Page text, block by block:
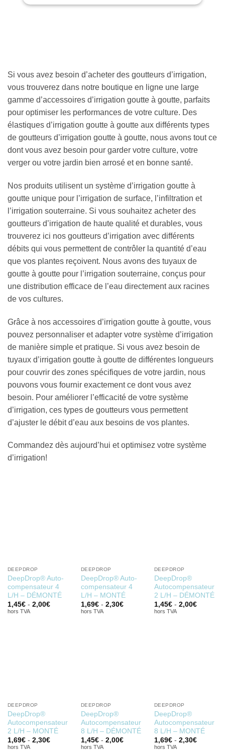
Si vous avez besoin d’acheter des goutteurs d’irrigation,
vous trouverez dans notre boutique en ligne une large
gamme d’accessoires d’irrigation goutte à goutte, parfaits
pour optimiser les performances de votre culture. Des
élastiques d’irrigation goutte à goutte aux différents types
de goutteurs d’irrigation goutte à goutte, nous avons tout ce
dont vous avez besoin pour garder votre culture, votre
verger ou votre jardin bien arrosé et en bonne santé.
Nos produits utilisent un système d’irrigation goutte à
goutte unique pour l’irrigation de surface, l’infiltration et
l’irrigation souterraine. Si vous souhaitez acheter des
goutteurs d’irrigation de haute qualité et durables, vous
trouverez ici nos goutteurs d’irrigation avec différents
débits qui vous permettent de contrôler la quantité d’eau
que vos plantes reçoivent. Nous avons des tuyaux de
goutte à goutte pour l’irrigation souterraine, conçus pour
une distribution efficace de l’eau directement aux racines
de vos cultures.
Grâce à nos accessoires d’irrigation goutte à goutte, vous
pouvez personnaliser et adapter votre système d’irrigation
de manière simple et pratique. Si vous avez besoin de
tuyaux d’irrigation goutte à goutte de différentes longueurs
pour couvrir des zones spécifiques de votre jardin, nous
pouvons vous fournir exactement ce dont vous avez
besoin. Pour améliorer l’efficacité de votre système
d’irrigation, ces types de goutteurs vous permettent
d’ajuster le débit d’eau aux besoins de vos plantes.
Commandez dès aujourd’hui et optimisez votre système
d’irrigation!
DEEPDROP
DeepDrop® Auto-
compensateur 4
L/H – DÉMONTÉ
1,45€- 2,00€
hors TVA
DEEPDROP
DeepDrop® Auto-
compensateur 4
L/H – MONTÉ
1,69€- 2,30€
hors TVA
DEEPDROP
DeepDrop®
Autocompensateur
2 L/H – DÉMONTÉ
1,45€- 2,00€
hors TVA
DEEPDROP
DeepDrop®
Autocompensateur
2 L/H – MONTÉ
1,69€- 2,30€
hors TVA
DEEPDROP
DeepDrop®
Autocompensateur
8 L/H – DÉMONTÉ
1,45€- 2,00€
hors TVA
DEEPDROP
DeepDrop®
Autocompensateur
8 L/H – MONTÉ
1,69€- 2,30€
hors TVA